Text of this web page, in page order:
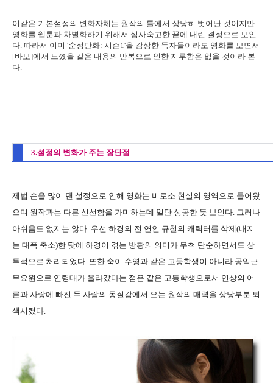
이같은 기본설정의 변화자체는 원작의 틀에서 상당히 벗어난 것이지만
영화를 웹툰과 차별화하기 위해서 심사숙고한 끝에 내린 결정으로 보인
다. 따라서 이미 '순정만화: 시즌1'을 감상한 독자들이라도 영화를 보면서
[바보]에서 느꼈을 같은 내용의 반복으로 인한 지루함은 없을 것이라 본
다.
3.설정의 변화가 주는 장단점
제법 손을 많이 댄 설정으로 인해 영화는 비로소 현실의 영역으로 들어왔
으며 원작과는 다른 신선함을 가미하는데 일단 성공한 듯 보인다. 그러나
아쉬움도 없지는 않다. 우선 하경의 전 연인 규철의 캐릭터를 삭제(내지
는 대폭 축소)한 탓에 하경이 겪는 방황의 의미가 무척 단순하면서도 상
투적으로 처리되었다. 또한 숙이 수영과 같은 고등학생이 아니라 공익근
무요원으로 연령대가 올라갔다는 점은 같은 고등학생으로서 연상의 어
른과 사랑에 빠진 두 사람의 동질감에서 오는 원작의 매력을 상당부분 퇴
색시켰다.